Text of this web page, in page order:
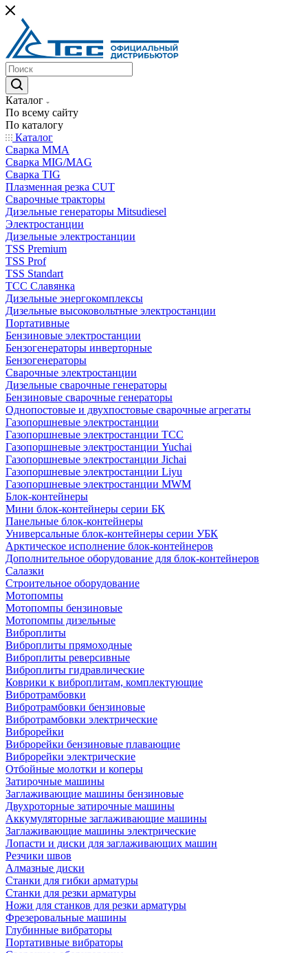
Каталог
По всему сайту
По каталогу
Каталог
Сварка MMA
Сварка MIG/MAG
Сварка TIG
Плазменная резка CUT
Сварочные тракторы
Дизельные генераторы Mitsudiesel
Электростанции
Дизельные электростанции
TSS Premium
TSS Prof
TSS Standart
ТСС Славянка
Дизельные энергокомплексы
Дизельные высоковольтные электростанции
Портативные
Бензиновые электростанции
Бензогенераторы инверторные
Бензогенераторы
Сварочные электростанции
Дизельные сварочные генераторы
Бензиновые сварочные генераторы
Однопостовые и двухпостовые сварочные агрегаты
Газопоршневые электростанции
Газопоршневые электростанции ТСС
Газопоршневые электростанции Yuchai
Газопоршневые электростанции Jichai
Газопоршневые электростанции Liyu
Газопоршневые электростанции MWM
Блок-контейнеры
Мини блок-контейнеры серии БК
Панельные блок-контейнеры
Универсальные блок-контейнеры серии УБК
Арктическое исполнение блок-контейнеров
Дополнительное оборудование для блок-контейнеров
Салазки
Строительное оборудование
Мотопомпы
Мотопомпы бензиновые
Мотопомпы дизельные
Виброплиты
Виброплиты прямоходные
Виброплиты реверсивные
Виброплиты гидравлические
Коврики к виброплитам, комплектующие
Вибротрамбовки
Вибротрамбовки бензиновые
Вибротрамбовки электрические
Виброрейки
Виброрейки бензиновые плавающие
Виброрейки электрические
Отбойные молотки и коперы
Затирочные машины
Заглаживающие машины бензиновые
Двухроторные затирочные машины
Аккумуляторные заглаживающие машины
Заглаживающие машины электрические
Лопасти и диски для заглаживающих машин
Резчики швов
Алмазные диски
Станки для гибки арматуры
Станки для резки арматуры
Ножи для станков для резки арматуры
Фрезеровальные машины
Глубинные вибраторы
Портативные вибраторы